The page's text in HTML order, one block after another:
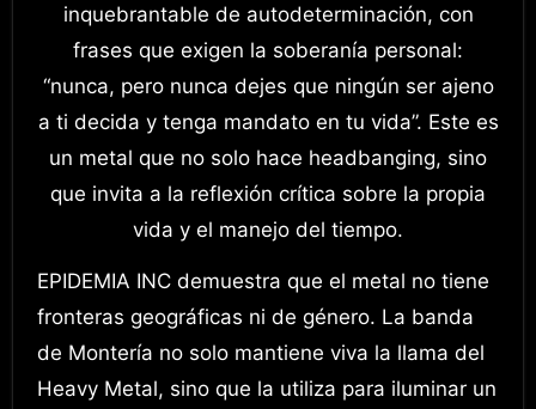
inquebrantable de autodeterminación, con
frases que exigen la soberanía personal:
“nunca, pero nunca dejes que ningún ser ajeno
a ti decida y tenga mandato en tu vida”. Este es
un metal que no solo hace headbanging, sino
que invita a la reflexión crítica sobre la propia
vida y el manejo del tiempo.
EPIDEMIA INC demuestra que el metal no tiene
fronteras geográficas ni de género. La banda
de Montería no solo mantiene viva la llama del
Heavy Metal, sino que la utiliza para iluminar un